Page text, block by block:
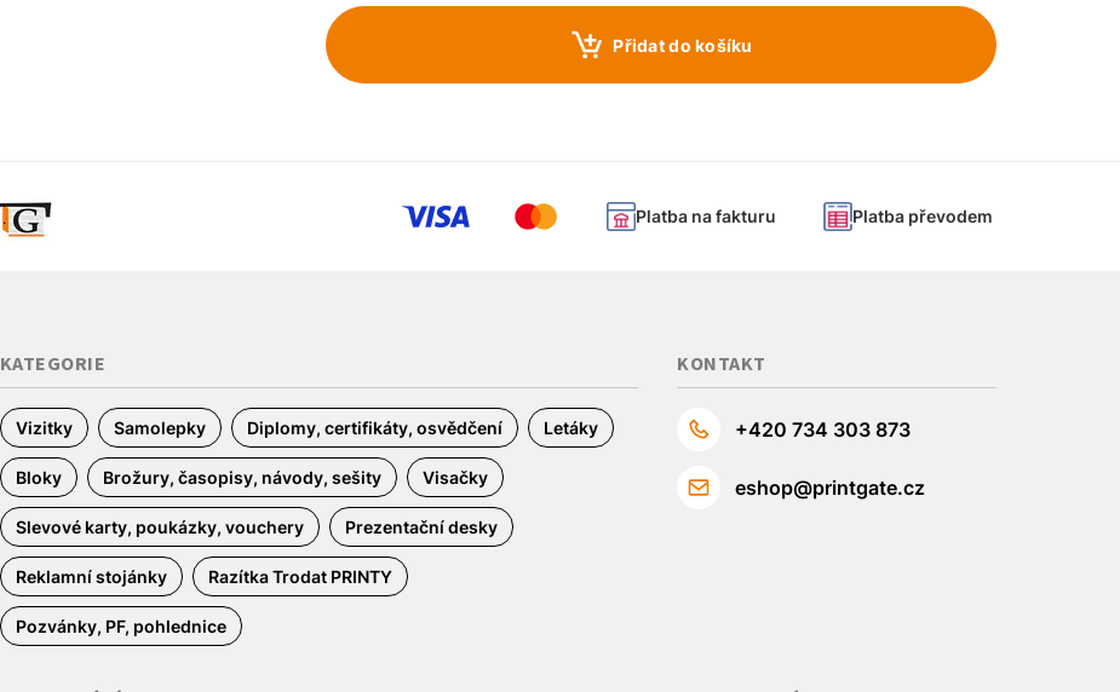
Přidat do košíku
Platba na fakturu Platba převodem
KATEGORIE
Vizitky Samolepky Diplomy, certifikáty, osvědčení Letáky
Bloky Brožury, časopisy, návody, sešity Visačky
Slevové karty, poukázky, vouchery Prezentační desky
Reklamní stojánky Razítka Trodat PRINTY
Pozvánky, PF, pohlednice
KONTAKT
+420 734 303 873
eshop@printgate.cz